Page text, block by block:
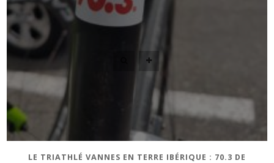
LE TRIATHLÉ VANNES EN TERRE IBÉRIQUE : 70.3 DE